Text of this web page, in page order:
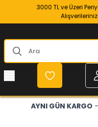
3000 TL ve Üzeri
AYNI GÜN KARGO